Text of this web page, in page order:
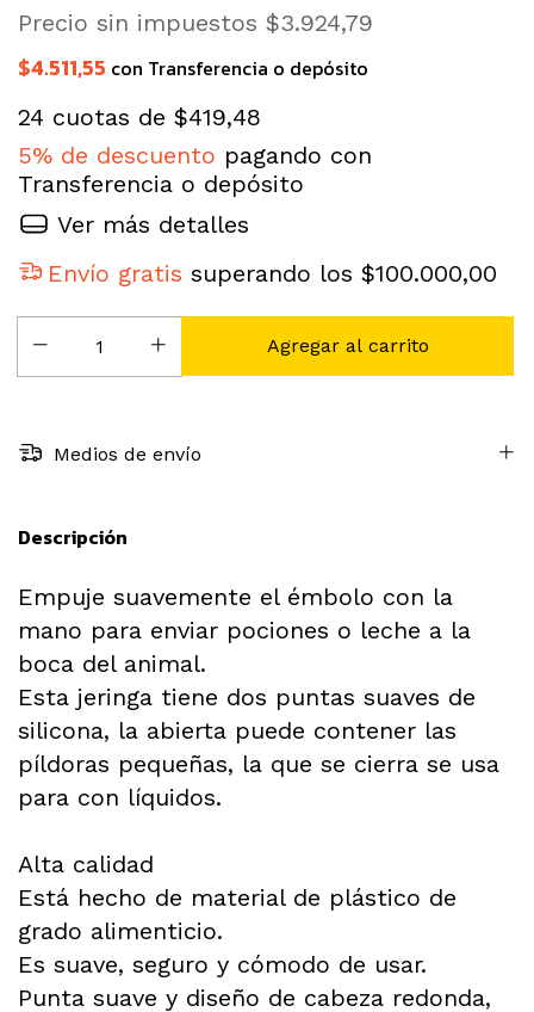
Precio sin impuestos $3.924,79
$4.511,55 con Transferencia o depósito
24 cuotas de $419,48
5% de descuento pagando con
Transferencia o depósito
Ver más detalles
Envío gratis superando los$100.000,00
Medios de envío
Descripción
Empuje suavemente el émbolo con la
mano para enviar pociones o leche a la
boca del animal.
Esta jeringa tiene dos puntas suaves de
silicona, la abierta puede contener las
píldoras pequeñas, la que se cierra se usa
para con líquidos.
Alta calidad
Está hecho de material de plástico de
grado alimenticio.
Es suave, seguro y cómodo de usar.
Punta suave y diseño de cabeza redonda,